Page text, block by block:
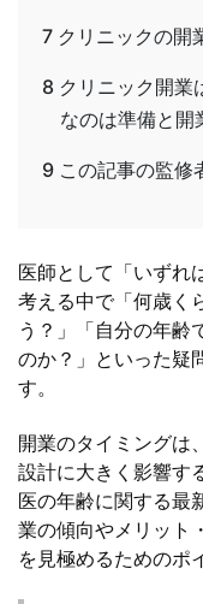
7 クリニックの開
8 クリニック開業
なのは準備と開
9 この記事の監修
医師として「いずれ
考える中で「何歳く
う？」「自分の年齢
のか？」といった疑
す。
開業のタイミングは
設計に大きく影響す
医の年齢に関する最
業の傾向やメリット
を見極めるためのポ